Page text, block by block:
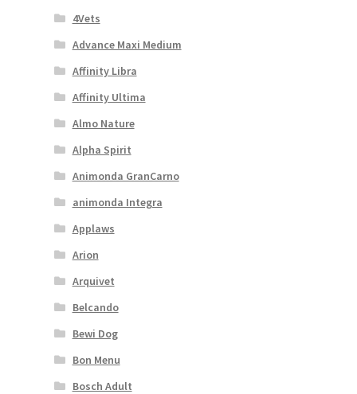
4Vets
Advance Maxi Medium
Affinity Libra
Affinity Ultima
Almo Nature
Alpha Spirit
Animonda GranCarno
animonda Integra
Applaws
Arion
Arquivet
Belcando
Bewi Dog
Bon Menu
Bosch Adult